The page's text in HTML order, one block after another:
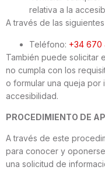
relativa a la
A través de las
Teléfono: +34 670
También puede solicitar
no cumpla con los
o formular una queja por
accesibilidad.
PROCEDIMIENTO DE
A través de este
para conocer y
una solicitud de